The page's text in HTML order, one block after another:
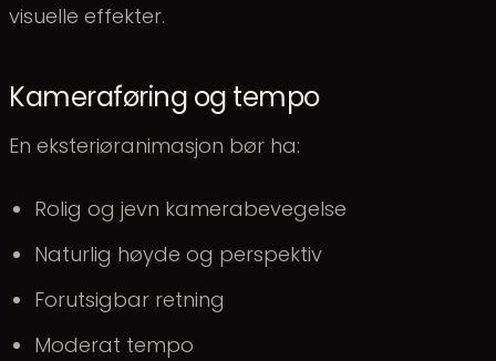
visuelle effekter.
Kameraføring og tempo
En eksteriøranimasjon bør ha:
Rolig og jevn kamerabevegelse
Naturlig høyde og perspektiv
Forutsigbar retning
Moderat tempo